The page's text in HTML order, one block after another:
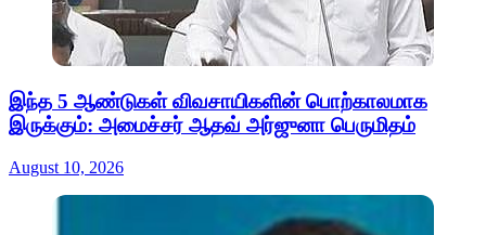
இந்த 5 ஆண்டுகள் விவசாயிகளின் பொற்காலமாக
இருக்கும்: அமைச்சர் ஆதவ் அர்ஜுனா பெருமிதம்
August 10, 2026